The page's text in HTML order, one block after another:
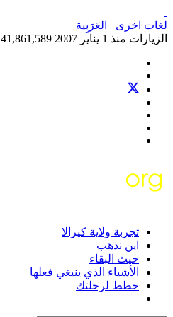
لغات اخرى
العَرَبِية‎
الزيارات منذ 1 يناير 2007
41,861,589
تجربة ولاية كيرالا
اين نذهب
حيث البقاء
الأشياء الذي ينبغي فعلها
خطط لرحلتك